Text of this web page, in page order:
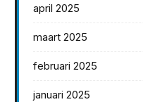
april 2025
maart 2025
februari 2025
januari 2025